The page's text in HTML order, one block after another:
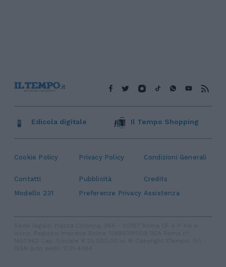
Cookie Policy Privacy Policy Condizioni Generali
Contatti Pubblicità
Credits
Modello 231
Preferenze Privacy Assistenza
Edicola digitale Il Tempo Shopping